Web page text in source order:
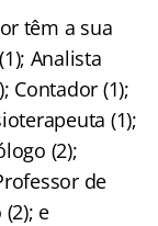
têm a sua
Analista
Contador (1);
(1);
(2);
de
e